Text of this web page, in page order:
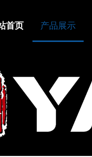
首页 产品展示